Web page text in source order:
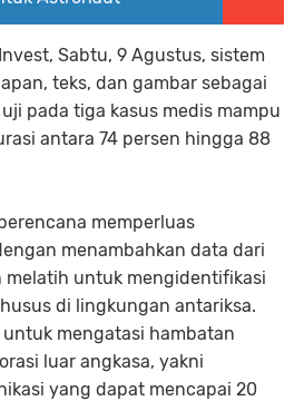
Sabtu, 9 Agustus, sistem
teks, dan gambar sebagai
pada tiga kasus medis mampu
antara 74 persen hingga 88
memperluas
menambahkan data dari
melatih untuk mengidentifikasi
di lingkungan antariksa.
mengatasi hambatan
luar angkasa, yakni
yang dapat mencapai 20